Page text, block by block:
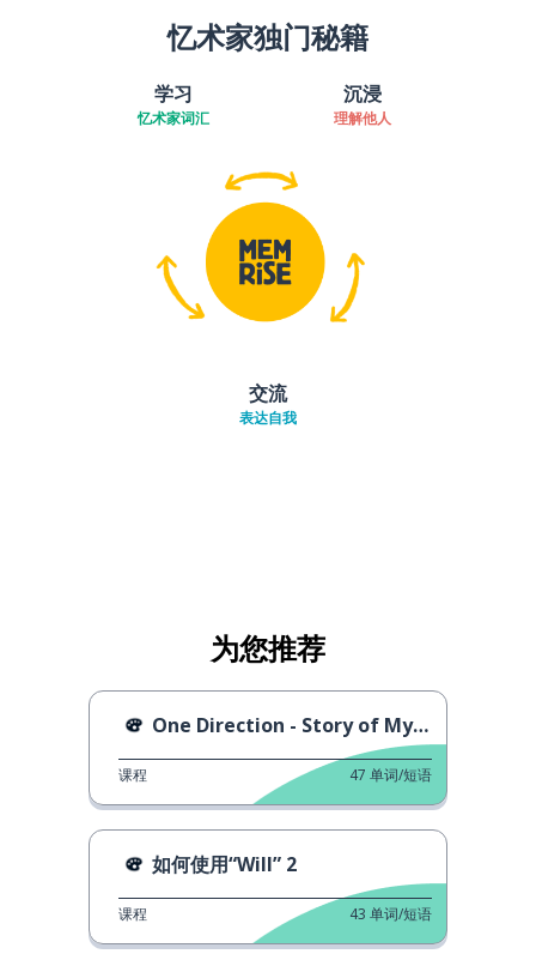
忆术家独门秘籍
学习
忆术家词汇
沉浸
理解他人
交流
表达自我
为您推荐
One Direction - Story of My Life
课程 47 单词/短语
如何使用“Will” 2
课程 43 单词/短语